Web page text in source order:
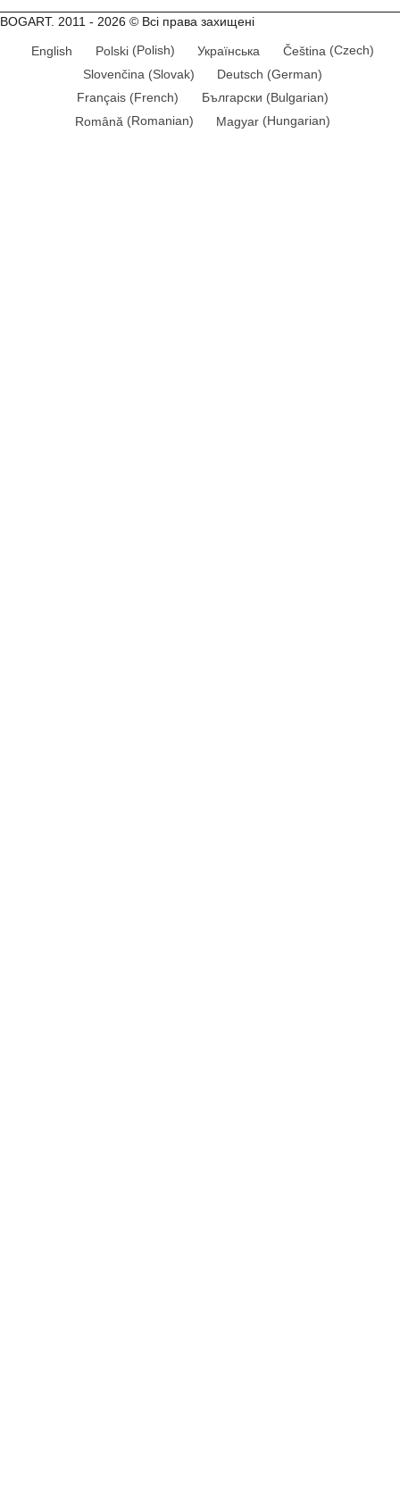
BOGART. 2011 - 2026 © Всі права захищені
English Polski(Polish) Українська Čeština (Czech)
Slovenčina (Slovak) Deutsch (German)
Français (French) Български (Bulgarian)
Română (Romanian) Magyar (Hungarian)